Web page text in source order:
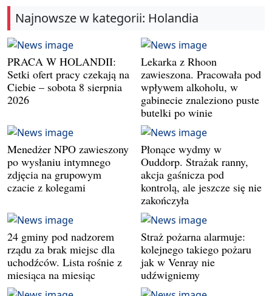
Najnowsze w kategorii: Holandia
PRACA W HOLANDII:
Setki ofert pracy czekają na
Ciebie – sobota 8 sierpnia
2026
Lekarka z Rhoon
zawieszona. Pracowała pod
wpływem alkoholu, w
gabinecie znaleziono puste
butelki po winie
Menedżer NPO zawieszony
po wysłaniu intymnego
zdjęcia na grupowym
czacie z kolegami
Płonące wydmy w
Ouddorp. Strażak ranny,
akcja gaśnicza pod
kontrolą, ale jeszcze się nie
zakończyła
24 gminy pod nadzorem
rządu za brak miejsc dla
uchodźców. Lista rośnie z
miesiąca na miesiąc
Straż pożarna alarmuje:
kolejnego takiego pożaru
jak w Venray nie
udźwigniemy